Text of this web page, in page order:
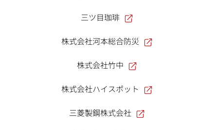
三ツ目珈琲
株式会社河本総合防災
株式会社竹中
株式会社ハイスポット
三菱製鋼株式会社